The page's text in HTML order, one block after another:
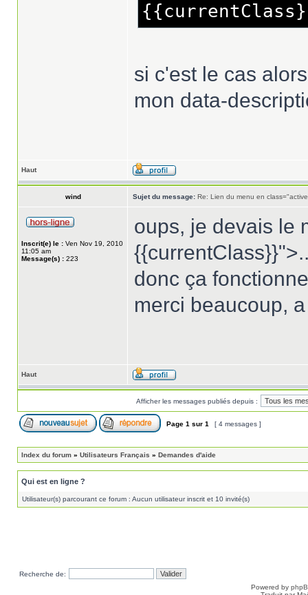
si c'est le cas
mon data-
Haut
wind Sujet du message: Re: Lien du menu en
Inscrit(e) le : Ven Nov 19, 2010
11:05 am
Message(s) : 223
oups, je devais le
donc ça
merci beaucoup,
Haut
Afficher les messages publiés depuis :
Page 1 sur 1 [ 4 messages ]
Index du forum » Utilisateurs Français » Demandes d'aide
Qui est en ligne ?
Utilisateur(s) parcourant ce forum : Aucun utilisateur inscrit et 10 invité(s)
Recherche de:
Powered by